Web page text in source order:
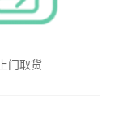
上门取货